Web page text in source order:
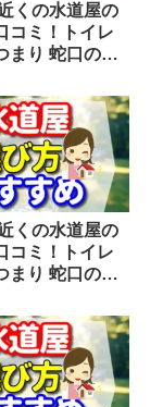
くの水道屋の
コミ！トイレ
まり 蛇口の水
ことをシェア
くの水道屋の
コミ！トイレ
まり 蛇口の水
ことをシェア